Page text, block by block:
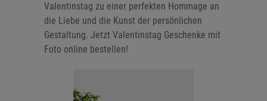
Valentinstag zu einer perfekten Hommage an
die Liebe und die Kunst der persönlichen
Gestaltung. Jetzt Valentinstag Geschenke mit
Foto online bestellen!